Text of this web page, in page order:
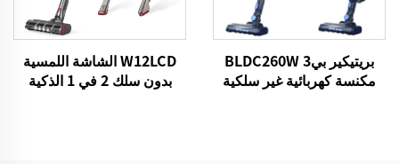
بريتيكير بي3 BLDC260W
مكنسة كهربائية غير سلكية
W12LCD الشاشة اللمسية
بدون سلك 2 في 1 الذكية